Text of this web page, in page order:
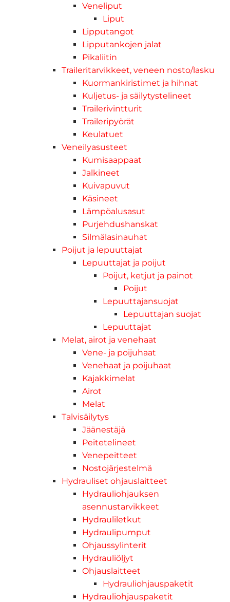
Veneliput
Liput
Lipputangot
Lipputankojen jalat
Pikaliitin
Traileritarvikkeet, veneen nosto/lasku
Kuormankiristimet ja hihnat
Kuljetus- ja säilytystelineet
Trailerivintturit
Traileripyörät
Keulatuet
Veneilyasusteet
Kumisaappaat
Jalkineet
Kuivapuvut
Käsineet
Lämpöalusasut
Purjehdushanskat
Silmälasinauhat
Poijut ja lepuuttajat
Lepuuttajat ja poijut
Poijut, ketjut ja painot
Poijut
Lepuuttajansuojat
Lepuuttajan suojat
Lepuuttajat
Melat, airot ja venehaat
Vene- ja poijuhaat
Venehaat ja poijuhaat
Kajakkimelat
Airot
Melat
Talvisäilytys
Jäänestäjä
Peitetelineet
Venepeitteet
Nostojärjestelmä
Hydrauliset ohjauslaitteet
Hydrauliohjauksen
asennustarvikkeet
Hydrauliletkut
Hydraulipumput
Ohjaussylinterit
Hydrauliöljyt
Ohjauslaitteet
Hydrauliohjauspaketit
Hydrauliohjauspaketit